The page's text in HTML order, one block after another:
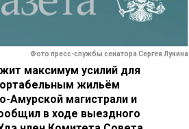
Фото пресс-службы сенатора Сергея Лукина
максимум усилий для
жильём
Амурской магистрали и
в ходе выездного